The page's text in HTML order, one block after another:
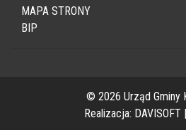
AKTUALNOŚCI
MAPA STRONY
© 2026 Urząd Gminy
Realizacja:
|